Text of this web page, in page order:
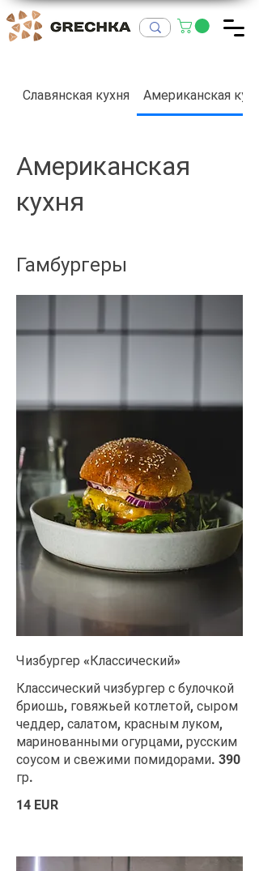
Славянская кухня Американская
Американская
кухня
Гамбургеры
Чизбургер «Классический»
Классический чизбургер с булочкой
бриошь, говяжьей котлетой, сыром
чеддер, салатом, красным луком,
маринованными огурцами, русским
соусом и свежими помидорами. 390
гр.
14 EUR